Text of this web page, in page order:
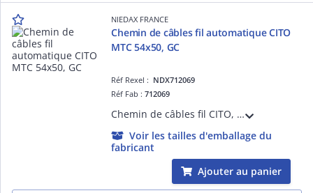
NIEDAX FRANCE
Chemin de câbles fil automatique CITO
MTC 54x50, GC
Réf Rexel : NDX712069
Réf Fab :712069
Chemin de câbles fil CITO, hauteur 54, largeur 50, finition GC, entièrement automatique, sans éclisses, ni boulons. S'assemble en un simple clic pour une résistance équivalente à un éclissage traditionnel, se monte en 5 secondes !
Voir les tailles d'emballage du
fabricant
Ajouter au panier